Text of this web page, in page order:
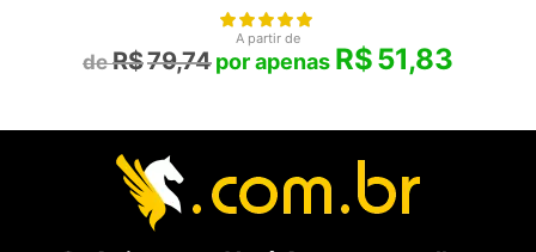
A partir de
R$79,74 R$51,83